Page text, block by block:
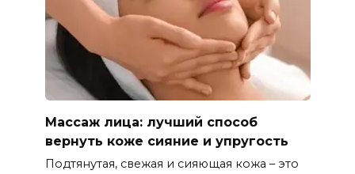
Массаж лица: лучший способ
вернуть коже сияние и упругость
Подтянутая, свежая и сияющая кожа – это